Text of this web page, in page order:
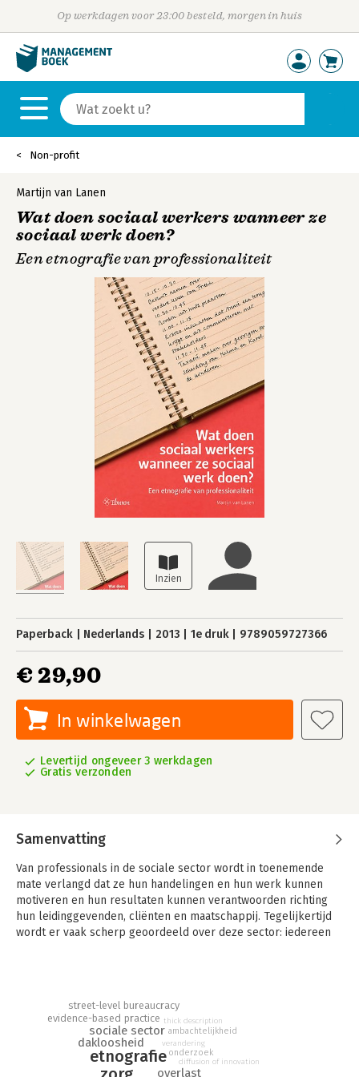
Op werkdagen voor 23:00 besteld, morgen in huis
Non-profit
Martijn van Lanen
Wat doen sociaal werkers wanneer ze
sociaal werk doen?
Een etnografie van professionaliteit
Paperback Nederlands 2013 1e druk 9789059727366
€ 29,90
In winkelwagen
Levertijd ongeveer 3 werkdagen
Gratis verzonden
Samenvatting
Van professionals in de sociale sector wordt in toenemende
mate verlangd dat ze hun handelingen en hun werk kunnen
motiveren en hun resultaten kunnen verantwoorden richting
hun leidinggevenden, cliënten en maatschappij. Tegelijkertijd
wordt er vaak scherp geoordeeld over deze sector: iedereen
Op de zoektocht naar de ware professionaliteit van de sociaal
werker komen in dit boek uiteenlopende visies en
verschijningsvormen aan bod. Er is veel discussie over wat
professionals in de sociale sector zouden moeten doen.
Eigenlijk zou deze discussie moeten beginnen met een
etnografie
overlast
dakloosheid
sociale sector
evidence-based practice
street-level bureaucracy
verandering
ambachtelijkheid
onderzoek
diffusion of innovation
thick description